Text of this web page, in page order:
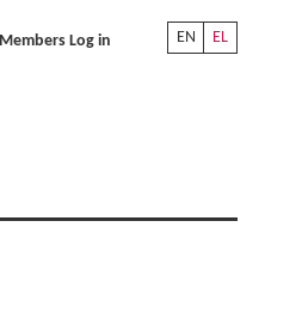
EN EL
Members Log in